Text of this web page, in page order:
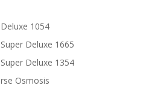
1054
Deluxe 1665
Deluxe 1354
Osmosis